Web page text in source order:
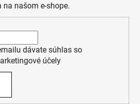
našom e-shope.
dávate súhlas so
účely